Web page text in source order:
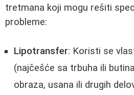
tretmana koji mogu rešiti
probleme:
Lipotransfer: Koristi se
(najčešće sa trbuha ili
obraza, usana ili drugih